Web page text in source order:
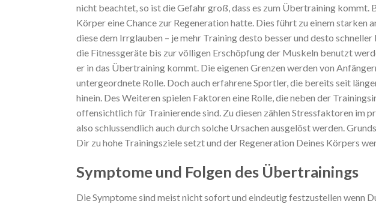
nicht beachtet, so ist die Gefahr groß, dass es zum Übertraining
Körper eine Chance zur Regeneration hatte. Dies führt zu einem starken
diese dem Irrglauben – je mehr Training desto besser und desto
die Fitnessgeräte bis zur völligen Erschöpfung der Muskeln benutzt
er in das Übertraining kommt. Die eigenen Grenzen werden von
untergeordnete Rolle. Doch auch erfahrene Sportler, die bereits seit
hinein. Des Weiteren spielen Faktoren eine Rolle, die neben der
offensichtlich für Trainierende sind. Zu diesen zählen Stressfaktoren im
also schlussendlich auch durch solche Ursachen ausgelöst werden.
Dir zu hohe Trainingsziele setzt und der Regeneration Deines Körpers
Symptome und Folgen des Übertrainings
Die Symptome sind meist nicht sofort und eindeutig festzustellen wenn